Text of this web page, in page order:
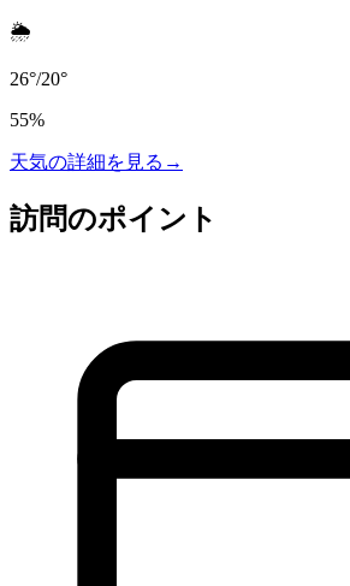
🌦️
26°/20°
55%
天気の詳細を見る →
訪問のポイント